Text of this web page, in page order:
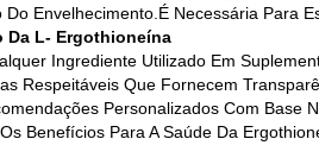
Envelhecimento.é Necessária Para
Da L- Ergothioneína
Ingrediente Utilizado Em
Respeitáveis Que Fornecem
Personalizados Com Base
Benefícios Para A Saúde Da